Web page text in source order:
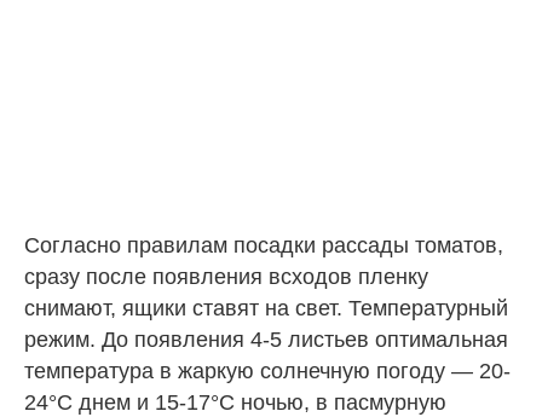
Согласно правилам посадки рассады томатов,
сразу после появления всходов пленку
снимают, ящики ставят на свет. Температурный
режим. До появления 4-5 листьев оптимальная
температура в жаркую солнечную погоду — 20-
24°С днем и 15-17°С ночью, в пасмурную